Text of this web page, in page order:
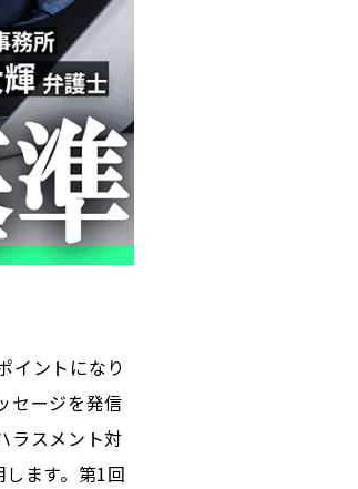
イントになり
セージを発信
ラスメント対
ます。第1回